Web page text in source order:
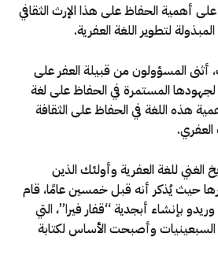
أهمية الحفاظ على هذا الإرث الثقافي
لتطوير اللغة العفرية.
المسؤولون من قبيلة العفر على
المستمرة في الحفاظ على لغة
هذه اللغة في الحفاظ على الثقافة
العفري.
للغة العفرية وأولئك الذين
حيث يُذكر أنه قبل خمسين عامًا، قام
بإنشاء أبجدية “قفار فيرا”، التي
وأصبحت الأساس لكتابة